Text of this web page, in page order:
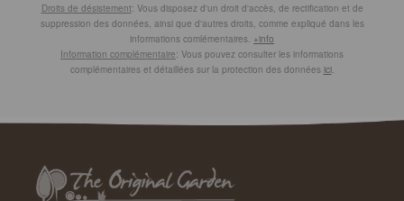
Droits de désistement: Vous disposez d'un droit d'accès, de rectification et de
suppression des données, ainsi que d'autres droits, comme expliqué dans les
informations comlémentaires. +info
Information complémentaire: Vous pouvez consulter les informations
complémentaires et détaillées sur la protection des données ici.